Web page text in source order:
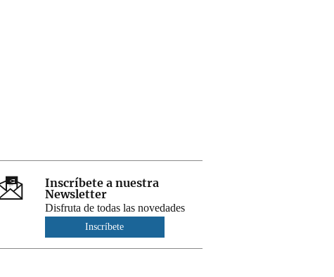
Inscríbete a nuestra
Newsletter
Disfruta de todas las novedades
Inscríbete